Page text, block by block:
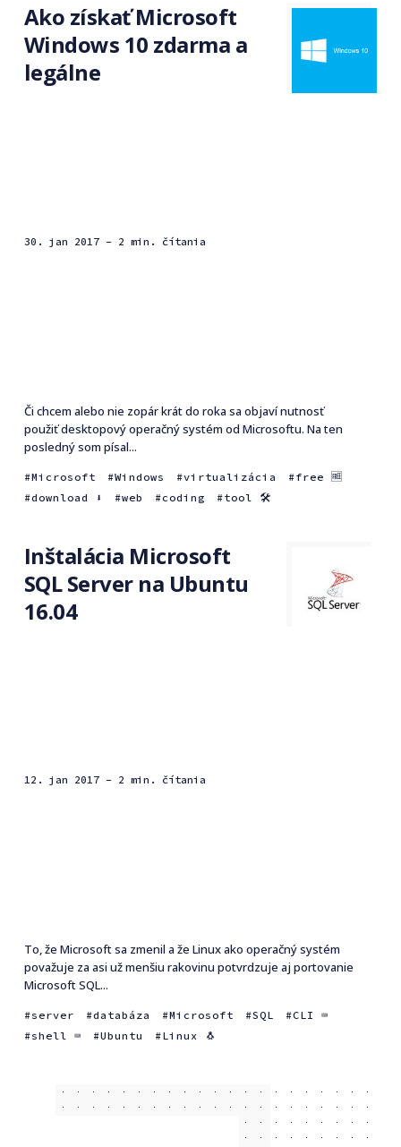
Ako získať Microsoft
Windows 10 zdarma a
legálne
30. jan 2017- 2 min. čítania
Či chcem alebo nie zopár krát do roka sa objaví nutnosť
použiť desktopový operačný systém od Microsoftu. Na ten
posledný som písal...
Microsoft Windows virtualizácia
free 🆓
download ⬇️
web coding tool 🛠
Inštalácia Microsoft
SQL Server na Ubuntu
16.04
12. jan 2017- 2 min. čítania
To, že Microsoft sa zmenil a že Linux ako operačný systém
považuje za asi už menšiu rakovinu potvrdzuje aj portovanie
Microsoft SQL...
server databáza Microsoft SQL
CLI ⌨️
shell ⌨️
Ubuntu Linux 🐧